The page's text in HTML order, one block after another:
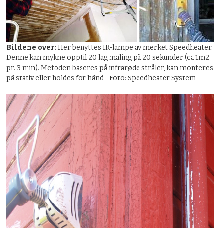
Bildene over: Her benyttes IR-lampe av merket Speedheater.
Denne kan mykne opptil 20 lag maling på 20 sekunder (ca 1m2
pr. 3 min). Metoden baseres på infrarøde stråler, kan monteres
på stativ eller holdes for hånd - Foto: Speedheater System